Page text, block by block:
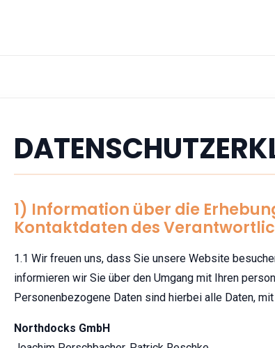
1) Information über die
Kontaktdaten des
1.1 Wir freuen uns, dass Sie unsere Website
informieren wir Sie über den Umgang mit Ihren
Personenbezogene Daten sind hierbei alle Daten,
Northdocks GmbH